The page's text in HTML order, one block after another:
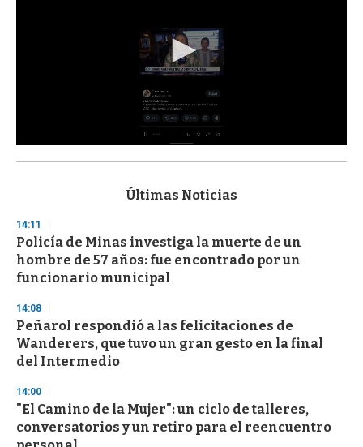
s
d
s
o
f
3
s
e
c
o
n
Últimas Noticias
14:11
Policía de Minas investiga la muerte de un
hombre de 57 años: fue encontrado por un
funcionario municipal
14:08
Peñarol respondió a las felicitaciones de
Wanderers, que tuvo un gran gesto en la final
del Intermedio
14:00
"El Camino de la Mujer": un ciclo de talleres,
conversatorios y un retiro para el reencuentro